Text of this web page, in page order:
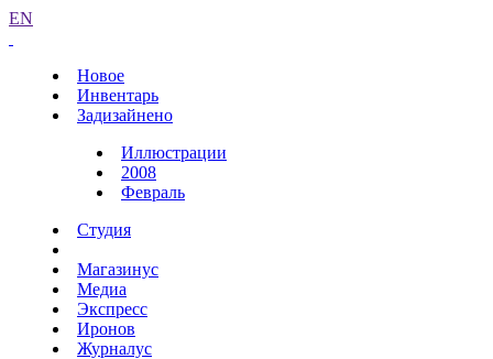
EN
Новое
Инвентарь
Задизайнено
Иллюстрации
2008
Февраль
Студия
Магазинус
Медиа
Экспресс
Иронов
Журналус